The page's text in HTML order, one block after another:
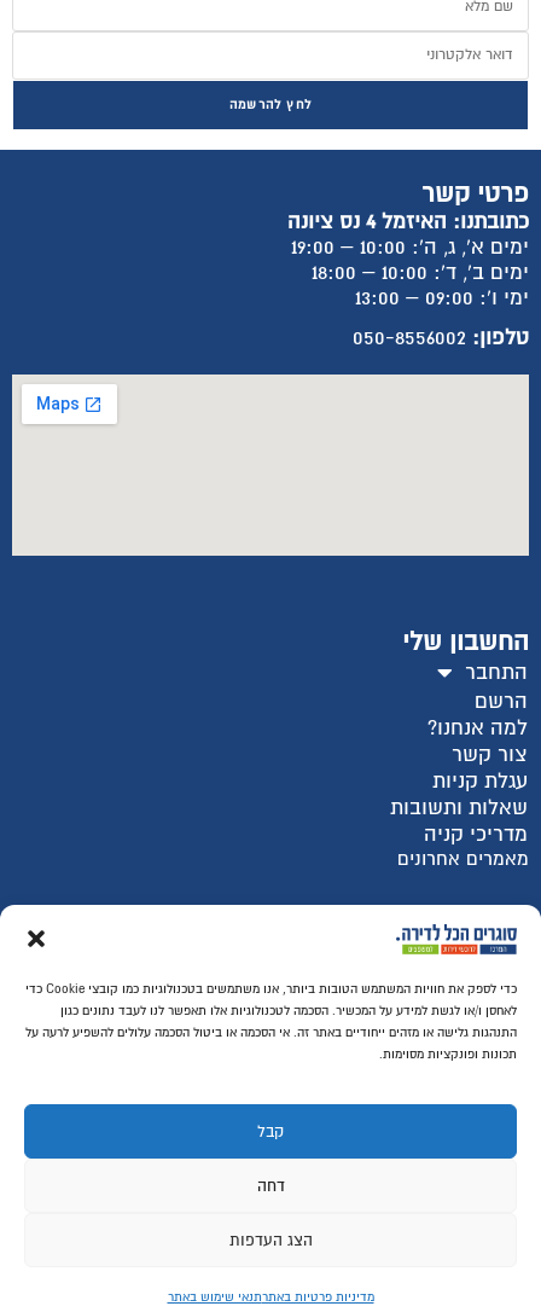
כדי לספק את חוויות המשתמש הטובות ביותר, אנו משתמשים בטכנולוגיות כמו קובצי Cookie כדי
לאחסן ו/או לגשת למידע על המכשיר. הסכמה לטכנולוגיות אלו תאפשר לנו לעבד נתונים כגון
התנהגות גלישה או מזהים ייחודיים באתר זה. אי הסכמה או ביטול הסכמה עלולים להשפיע לרעה על
תכונות ופונקציות מסוימות.
קבל
דחה
הצג העדפות
מדיניות פרטיות באתרתנאי שימוש באתר
לחץ להרשמה
פרטי קשר
כתובתנו: האיזמל 4 נס ציונה
ימים א', ג, ה': 10:00 – 19:00
ימים ב', ד': 10:00 – 18:00
ימי ו': 09:00 – 13:00
טלפון: 050-8556002
החשבון שלי
התחבר
הרשם
למה אנחנו?
צור קשר
עגלת קניות
שאלות ותשובות
מדריכי קניה
מאמרים אחרונים
רכישה מאובטחת SSL
© ​כל הזכויות שמורות לסוגרים הכל לדירה